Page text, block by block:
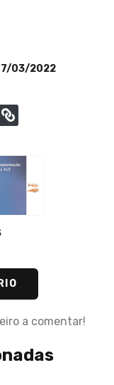
03/2022
a comentar!